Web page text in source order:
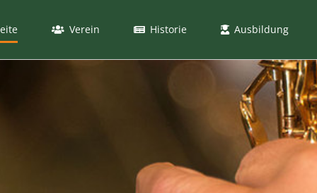
Verein Historie Ausbildung